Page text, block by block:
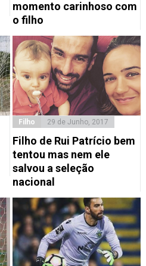
momento carinhoso com
o filho
Filho 29 de Junho, 2017
Filho de Rui Patrício bem
tentou mas nem ele
salvou a seleção
nacional